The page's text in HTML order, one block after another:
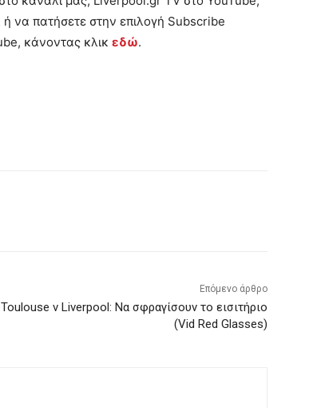
να πατήσετε στην επιλογή Subscribe
κάνοντας κλικ εδώ.
Επόμενο άρθρο
Toulouse v Liverpool: Να σφραγίσουν το εισιτήριο
(Vid Red Glasses)